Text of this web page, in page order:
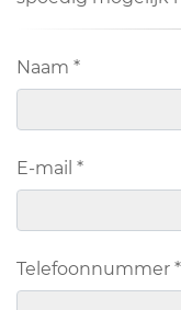
Naam *
E-mail *
Telefoonnummer *